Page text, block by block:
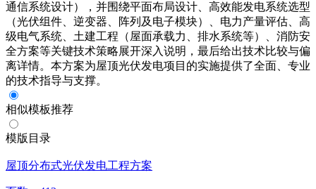
通信系统设计），并围绕平面布局设计、高效能发电系统选型
（光伏组件、逆变器、阵列及电子模块）、电力产量评估、高
级电气系统、土建工程（屋面承载力、排水系统等）、消防安
全方案等关键技术策略展开深入说明，最后给出技术比较与偏
离详情。本方案为屋顶光伏发电项目的实施提供了全面、专业
的技术指导与支撑。
相似模板推荐
模版目录
屋顶分布式光伏发电工程方案